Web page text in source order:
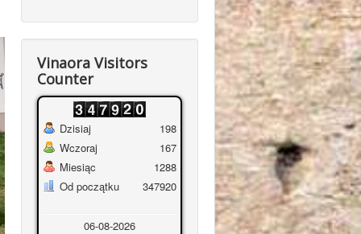
Vinaora Visitors
Counter
Dzisiaj
Wczoraj
Miesiąc
Od początku
198
167
1288
347920
06-08-2026